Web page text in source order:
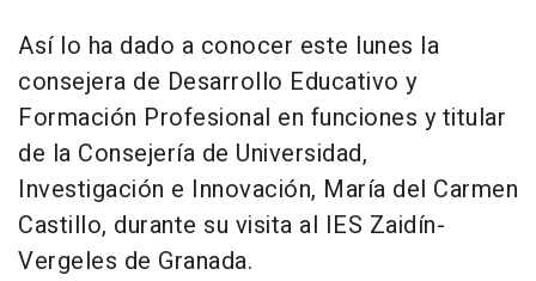
Así lo ha dado a conocer este lunes la
consejera de Desarrollo Educativo y
Formación Profesional en funciones y titular
de la Consejería de Universidad,
Investigación e Innovación, María del Carmen
Castillo, durante su visita al IES Zaidín-
Vergeles de Granada.